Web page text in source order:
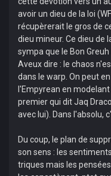
avoir un dieu de la loi
récupèrerait le gros de
dieu mineur. Ce dieu de
sympa que le Bon
Aveux dire : le chaos
dans le warp. On peut
l'Empyrean en
premier qui dit Jaq
avec lui). Dans l'absolu,
Du coup, le plan de
son sens : les
triques mais les